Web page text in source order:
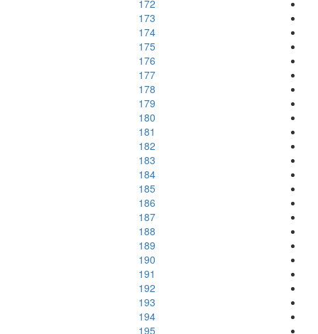
172
173
174
175
176
177
178
179
180
181
182
183
184
185
186
187
188
189
190
191
192
193
194
195